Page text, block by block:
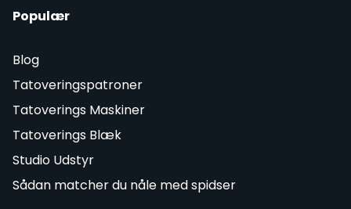
Populær
Blog
Tatoveringspatroner
Tatoverings Maskiner
Tatoverings Blæk
Studio Udstyr
Sådan matcher du nåle med spidser